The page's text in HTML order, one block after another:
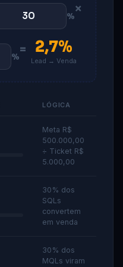
%×
%= 2,7%
Lead → Venda
LÓGICA
Meta R$
500.000,00
÷ Ticket R$
5.000,00
30% dos
SQLs
convertem
em venda
30% dos
MQLs viram